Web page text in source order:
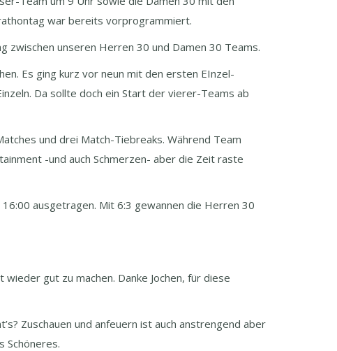
war bereits vorprogrammiert.
zwischen unseren Herren 30 und Damen 30 Teams.
Es ging kurz vor neun mit den ersten EInzel-
Da sollte doch ein Start der vierer-Teams ab
und drei Match-Tiebreaks. Während Team
-und auch Schmerzen- aber die Zeit raste
ausgetragen. Mit 6:3 gewannen die Herren 30
gut zu machen. Danke Jochen, für diese
Zuschauen und anfeuern ist auch anstrengend aber
Schöneres.